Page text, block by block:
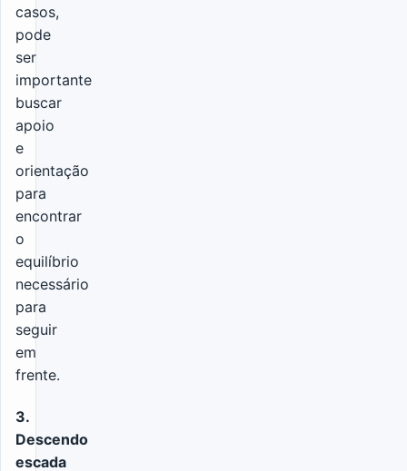
casos,
pode
ser
importante
buscar
apoio
e
orientação
para
encontrar
o
equilíbrio
necessário
para
seguir
em
frente.
3.
Descendo
escada